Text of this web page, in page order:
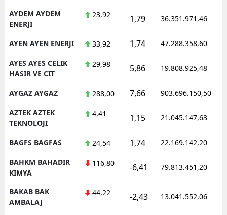
AYDEM AYDEM
ENERJI
23,92 1,79 36.351.971,46
AYEN AYEN ENERJI 33,92 1,74 47.288.358,60
AYES AYES CELIK
HASIR VE CIT
29,98 5,86 19.808.925,48
AYGAZ AYGAZ 288,00 7,66 903.696.150,50
AZTEK AZTEK
TEKNOLOJI
4,41 1,15 21.045.147,63
BAGFS BAGFAS 24,54 1,74 22.169.142,20
BAHKM BAHADIR
KIMYA
116,80 -6,41 79.813.451,20
BAKAB BAK
AMBALAJ
44,22 -2,43 13.041.552,06